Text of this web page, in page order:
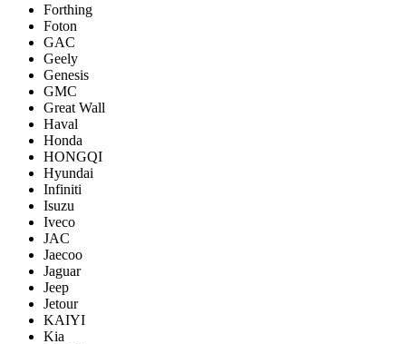
Forthing
Foton
GAC
Geely
Genesis
GMC
Great Wall
Haval
Honda
HONGQI
Hyundai
Infiniti
Isuzu
Iveco
JAC
Jaecoo
Jaguar
Jeep
Jetour
KAIYI
Kia